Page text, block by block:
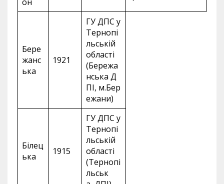
Бере
жанс
ька
1921
ГУ ДПС у
Тернопі
льській
області
(Бережа
нська Д
ПІ, м.Бер
ежани)
Білец
ька
1915
ГУ ДПС у
Тернопі
льській
області
(Тернопі
льськ